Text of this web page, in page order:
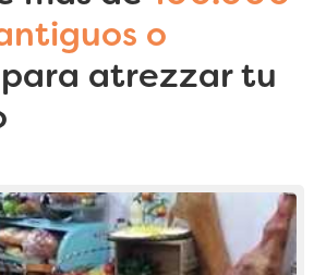
o
para atrezzar tu